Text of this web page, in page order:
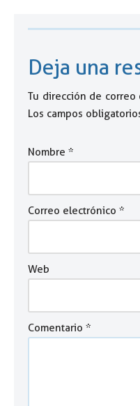
Deja una
Tu dirección de
Los campos
Nombre *
Correo electrónico *
Web
Comentario *